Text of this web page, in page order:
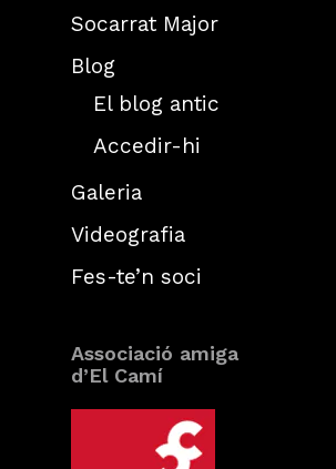
Socarrat Major
Blog
El blog antic
Accedir-hi
Galeria
Videografia
Fes-te’n soci
Associació amiga
d’El Camí